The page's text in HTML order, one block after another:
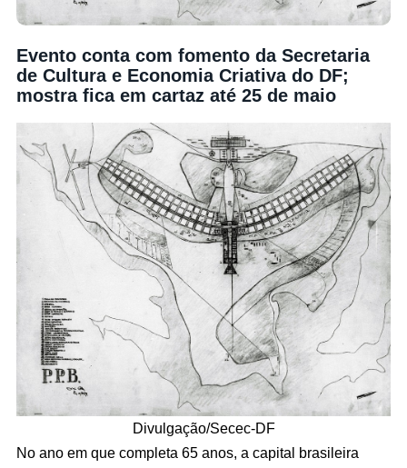
Evento conta com fomento da Secretaria
de Cultura e Economia Criativa do DF;
mostra fica em cartaz até 25 de maio
Divulgação/Secec-DF
No ano em que completa 65 anos, a capital brasileira